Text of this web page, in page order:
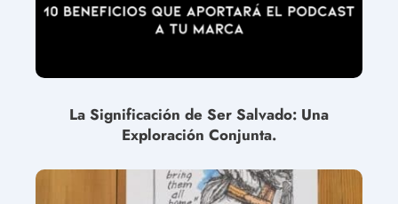
La Significación de Ser Salvado: Una
Exploración Conjunta.